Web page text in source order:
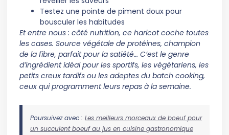
Testez une pointe de piment doux pour
bousculer les habitudes
Et entre nous : côté nutrition, ce haricot coche toutes
les cases. Source végétale de protéines, champion
de la fibre, parfait pour la satiété… C’est le genre
d’ingrédient idéal pour les sportifs, les végétariens, les
petits creux tardifs ou les adeptes du batch cooking,
ceux qui programment leurs repas à la semaine.
Poursuivez avec : Les meilleurs morceaux de boeuf pour
un succulent boeuf au jus en cuisine gastronomique